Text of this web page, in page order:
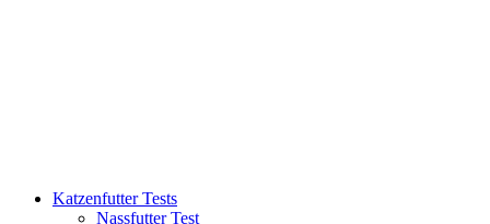
Katzenfutter Tests
Nassfutter Test